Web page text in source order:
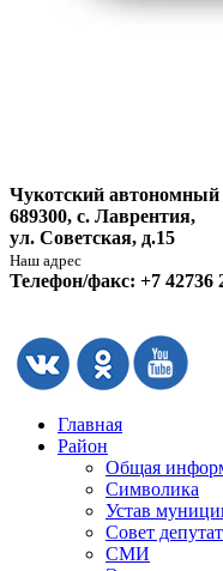
Чукотский автономный
689300, с. Лаврентия,
ул. Советская, д.15
Наш адрес
Телефон/факс: +7 42736
Главная
Район
Общая
Символика
Устав
Совет
СМИ